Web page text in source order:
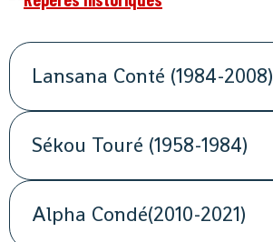
Lansana Conté (1984-2008)
Sékou Touré (1958-1984)
Alpha Condé(2010-2021)